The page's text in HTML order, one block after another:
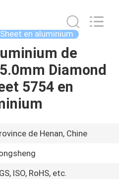
en aluminium
de
Diamond
5754 en
de Henan, Chine
ISO, RoHS, etc.